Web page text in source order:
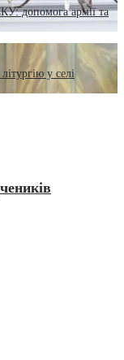
допомога армії та
у селі